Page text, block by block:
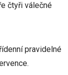
čtyři válečné
pravidelné